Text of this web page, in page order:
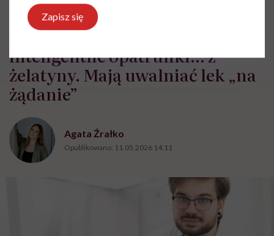
HelloZdrowie › Choroby
Polscy naukowcy opracowali
inteligentne opatrunki… z
żelatyny. Mają uwalniać lek „na
żądanie”
Agata Źrałko
Opublikowano: 11.05.2026 14:11
Zapisz się